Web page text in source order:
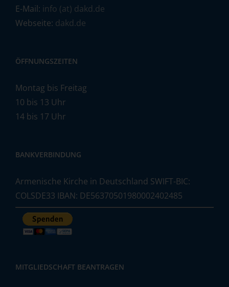
E-Mail: info (at) dakd.de
Webseite: dakd.de
ÖFFNUNGSZEITEN
Montag bis Freitag
10 bis 13 Uhr
14 bis 17 Uhr
BANKVERBINDUNG
Armenische Kirche in Deutschland SWIFT-BIC:
COLSDE33 IBAN: DE56370501980002402485
MITGLIEDSCHAFT BEANTRAGEN